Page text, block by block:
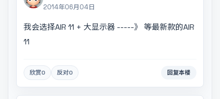
2014年06月04日
我会选择AIR 11 + 大显示器 -----》 等最新款的AIR
11
欣赏0 反对0 回复本楼